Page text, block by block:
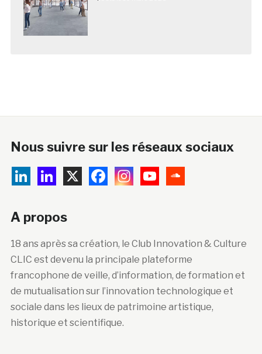
Nous suivre sur les réseaux sociaux
A propos
18 ans après sa création, le Club Innovation & Culture
CLIC est devenu la principale plateforme
francophone de veille, d’information, de formation et
de mutualisation sur l’innovation technologique et
sociale dans les lieux de patrimoine artistique,
historique et scientifique.